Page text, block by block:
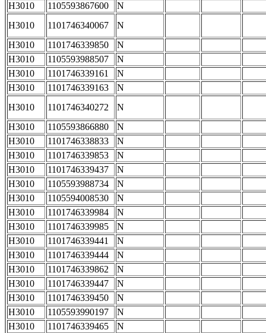
H3010
1105593867600
N
H3010
1101746340067
N
H3010
1101746339850
N
H3010
1105593988507
N
H3010
1101746339161
N
H3010
1101746339163
N
H3010
1101746340272
N
H3010
1105593866880
N
H3010
1101746338833
N
H3010
1101746339853
N
H3010
1101746339437
N
H3010
1105593988734
N
H3010
1105594008530
N
H3010
1101746339984
N
H3010
1101746339985
N
H3010
1101746339441
N
H3010
1101746339444
N
H3010
1101746339862
N
H3010
1101746339447
N
H3010
1101746339450
N
H3010
1105593990197
N
H3010
1101746339465
N